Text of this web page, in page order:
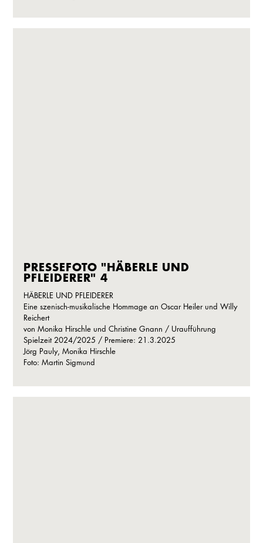
PRESSEFOTO "HÄBERLE UND
PFLEIDERER" 4
HÄBERLE UND PFLEIDERER
Eine szenisch-musikalische Hommage an Oscar Heiler und Willy
Reichert
von Monika Hirschle und Christine Gnann / Uraufführung
Spielzeit 2024/2025 / Premiere: 21.3.2025
Jörg Pauly, Monika Hirschle
Foto: Martin Sigmund